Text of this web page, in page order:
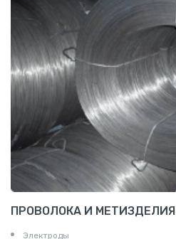
ПРОВОЛОКА И МЕТИЗДЕЛИЯ
Электроды